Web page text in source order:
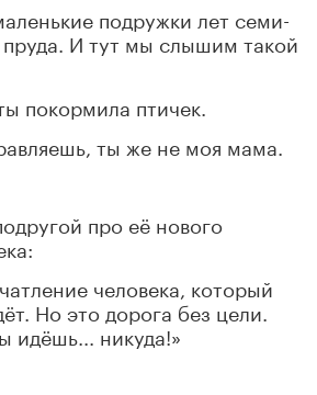
подружки лет семи-
пруда. И тут мы слышим такой
покормила птичек.
ты же не моя мама.
про её нового
человека, который
Но это дорога без цели.
идёшь... никуда!»